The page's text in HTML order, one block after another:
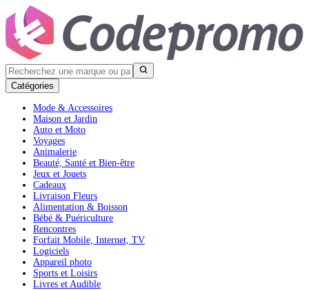
Catégories
Mode & Accessoires
Maison et Jardin
Auto et Moto
Voyages
Animalerie
Beauté, Santé et Bien-être
Jeux et Jouets
Cadeaux
Livraison Fleurs
Alimentation & Boisson
Bébé & Puériculture
Rencontres
Forfait Mobile, Internet, TV
Logiciels
Appareil photo
Sports et Loisirs
Livres et Audible